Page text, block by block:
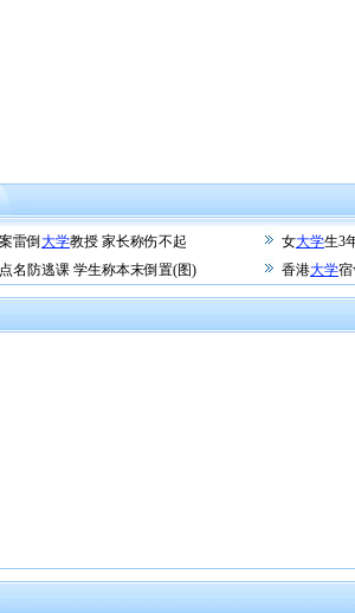
雷倒 大学教授 家长称伤不起 女大学生3
名防逃课 学生称本末倒置(图) 香港大学宿